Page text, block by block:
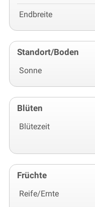
Endbreite
Standort/Boden
Sonne
Blüten
Blütezeit
Früchte
Reife/Ernte